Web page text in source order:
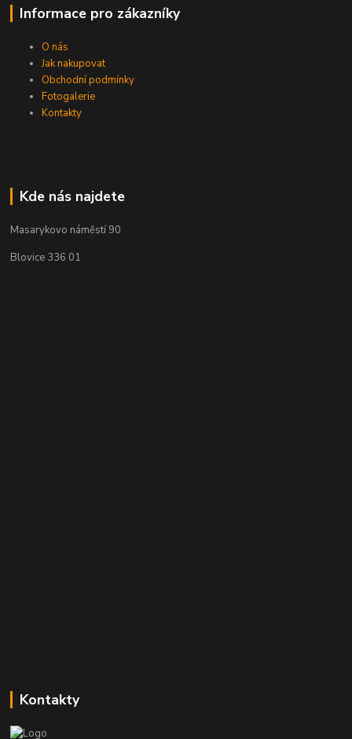
Informace pro zákazníky
O nás
Jak nakupovat
Obchodní podmínky
Fotogalerie
Kontakty
Kde nás najdete
Masarykovo náměstí 90
Blovice 336 01
Kontakty